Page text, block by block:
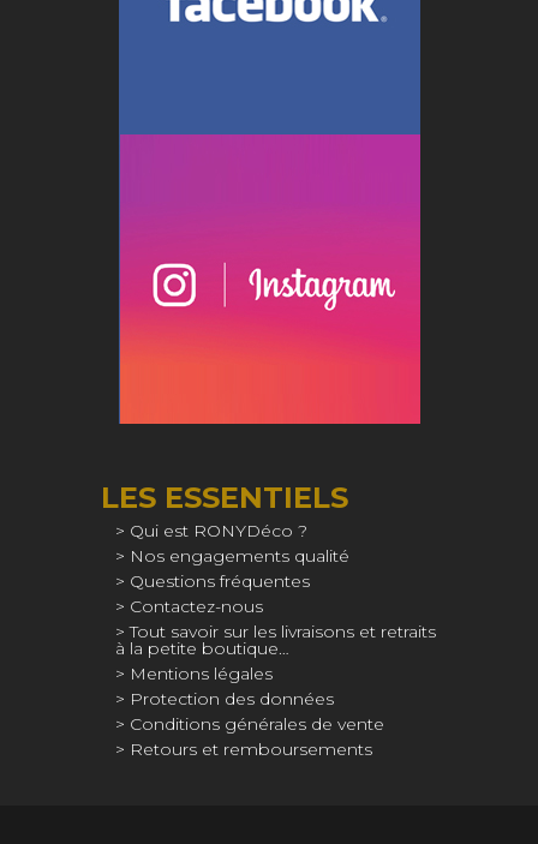
LES ESSENTIELS
Qui est RONYDéco ?
Nos engagements qualité
Questions fréquentes
Contactez-nous
Tout savoir sur les livraisons et retraits
à la petite boutique…
Mentions légales
Protection des données
Conditions générales de vente
Retours et remboursements